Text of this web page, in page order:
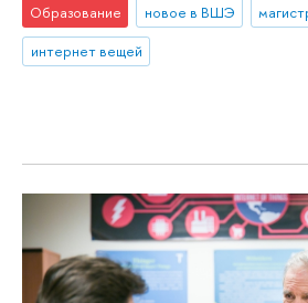
Образование новое в ВШЭ
интернет вещей